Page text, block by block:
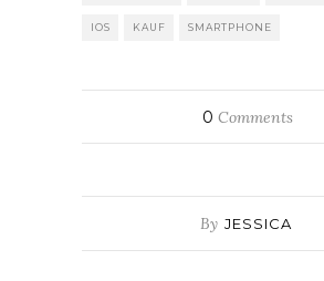
IOS KAUF SMARTPHONE
0 Comments
By JESSICA